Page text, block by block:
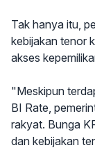
Tak hanya itu,
kebijakan tenor
akses
"Meskipun
BI Rate,
rakyat. Bunga
dan kebijakan